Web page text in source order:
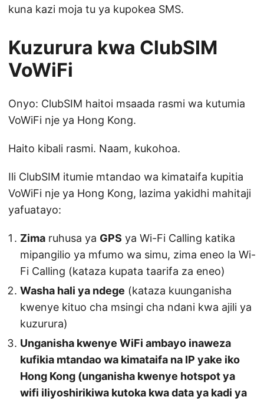
kuna kazi moja tu ya kupokea SMS.
Kuzurura kwa ClubSIM
VoWiFi
Onyo: ClubSIM haitoi msaada rasmi wa kutumia
VoWiFi nje ya Hong Kong.
Haito kibali rasmi. Naam, kukohoa.
Ili ClubSIM itumie mtandao wa kimataifa kupitia
VoWiFi nje ya Hong Kong, lazima yakidhi mahitaji
yafuatayo:
Zima ruhusa ya GPS ya Wi-Fi Calling katika
mipangilio ya mfumo wa simu, zima eneo la Wi-
Fi Calling (kataza kupata taarifa za eneo)
Washa hali ya ndege (kataza kuunganisha
kwenye kituo cha msingi cha ndani kwa ajili ya
kuzurura)
Unganisha kwenye WiFi ambayo inaweza
kufikia mtandao wa kimataifa na IP yake iko
Hong Kong (unganisha kwenye hotspot ya
wifi iliyoshirikiwa kutoka kwa data ya kadi ya